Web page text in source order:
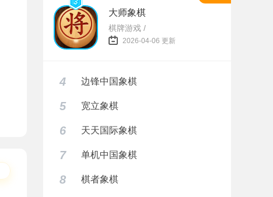
大师象棋
棋牌游戏 /
2026-04-06 更新
4 边锋中国象棋
5 宽立象棋
6 天天国际象棋
7 单机中国象棋
8 棋者象棋